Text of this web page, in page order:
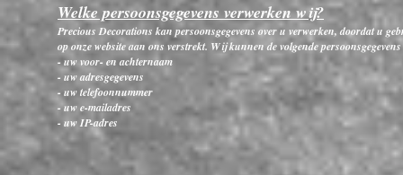
Welke persoonsgegevens verwerken wij?
Precious Decorations kan persoonsgegevens over u verwerken, doordat u
op onze website aan ons verstrekt. Wij kunnen de volgende
- uw voor- en achternaam
- uw adresgegevens
- uw telefoonnummer
- uw e-mailadres
- uw IP-adres